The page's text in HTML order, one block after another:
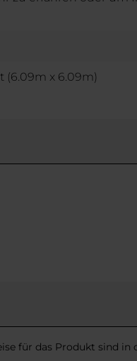
(6.09m x 6.09m)
für das Produkt sind